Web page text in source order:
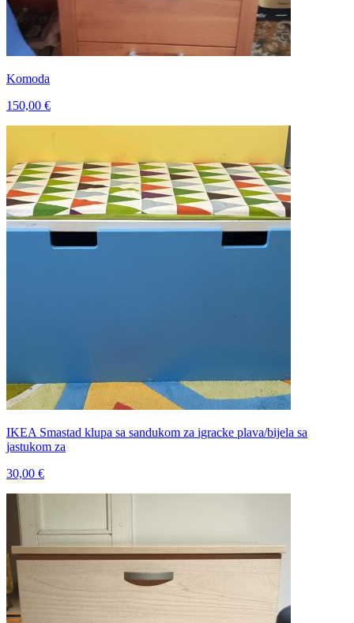
Komoda
150,00 €
IKEA Smastad klupa sa sandukom za igracke plava/bijela sa
jastukom za
30,00 €